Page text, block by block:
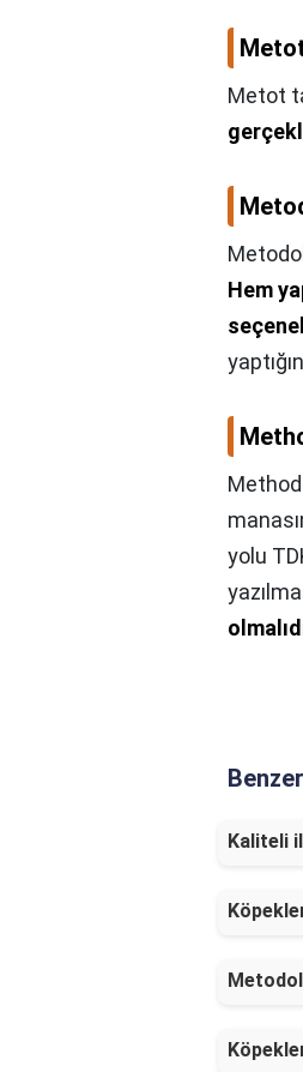
Metot
Hem
yolu
Kaliteli